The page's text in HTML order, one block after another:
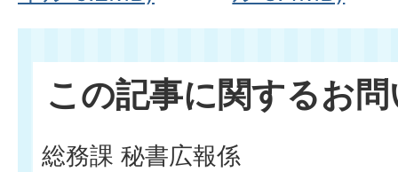
この記事に関するお
総務課 秘書広報係